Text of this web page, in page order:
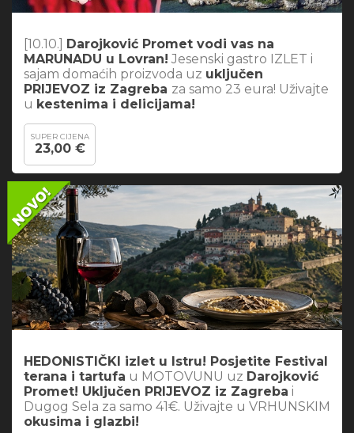
[10.10.]
Darojković Promet vodi vas na
MARUNADU u Lovran! Jesenski gastro IZLET i
sajam domaćih proizvoda uz uključen
PRIJEVOZ iz Zagreba za samo 23 eura! Uživajte
u kestenima i delicijama!
SUPER CIJENA
23,00 €
HEDONISTIČKI izlet u Istru! Posjetite Festival
terana i tartufa u MOTOVUNU uz Darojković
Promet! Uključen PRIJEVOZ iz Zagreba i
Dugog Sela za samo 41€. Uživajte u VRHUNSKIM
okusima i glazbi!